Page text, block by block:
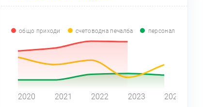
общо приходи счетоводна печалба персонал
2020 2021 2022 2023 2024